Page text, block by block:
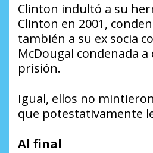
Clinton indultó a su
Clinton en 2001,
también a su ex socia
McDougal condenada a
prisión.
Igual, ellos no
que potestativamente
Al final